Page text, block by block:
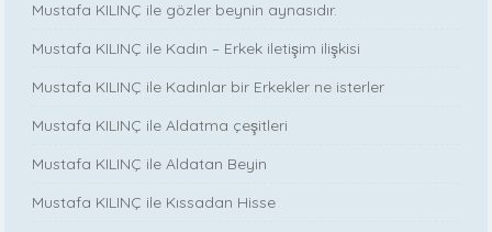
Mustafa KILINÇ ile gözler beynin aynasıdır.
Mustafa KILINÇ ile Kadın – Erkek iletişim ilişkisi
Mustafa KILINÇ ile Kadınlar bir Erkekler ne isterler
Mustafa KILINÇ ile Aldatma çeşitleri
Mustafa KILINÇ ile Aldatan Beyin
Mustafa KILINÇ ile Kıssadan Hisse